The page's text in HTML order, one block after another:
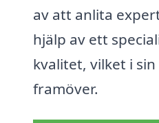
av att anlita
hjälp av ett
kvalitet, vilket i
framöver.